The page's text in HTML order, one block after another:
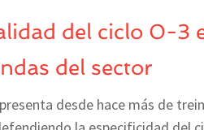
del ciclo 0-3
del sector
desde hace más de